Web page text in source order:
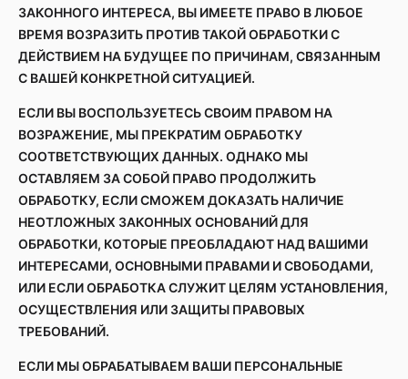
ЗАКОННОГО ИНТЕРЕСА, ВЫ ИМЕЕТЕ ПРАВО В ЛЮБОЕ
ВРЕМЯ ВОЗРАЗИТЬ ПРОТИВ ТАКОЙ ОБРАБОТКИ С
ДЕЙСТВИЕМ НА БУДУЩЕЕ ПО ПРИЧИНАМ, СВЯЗАННЫМ
С ВАШЕЙ КОНКРЕТНОЙ СИТУАЦИЕЙ.
ЕСЛИ ВЫ ВОСПОЛЬЗУЕТЕСЬ СВОИМ ПРАВОМ НА
ВОЗРАЖЕНИЕ, МЫ ПРЕКРАТИМ ОБРАБОТКУ
СООТВЕТСТВУЮЩИХ ДАННЫХ. ОДНАКО МЫ
ОСТАВЛЯЕМ ЗА СОБОЙ ПРАВО ПРОДОЛЖИТЬ
ОБРАБОТКУ, ЕСЛИ СМОЖЕМ ДОКАЗАТЬ НАЛИЧИЕ
НЕОТЛОЖНЫХ ЗАКОННЫХ ОСНОВАНИЙ ДЛЯ
ОБРАБОТКИ, КОТОРЫЕ ПРЕОБЛАДАЮТ НАД ВАШИМИ
ИНТЕРЕСАМИ, ОСНОВНЫМИ ПРАВАМИ И СВОБОДАМИ,
ИЛИ ЕСЛИ ОБРАБОТКА СЛУЖИТ ЦЕЛЯМ УСТАНОВЛЕНИЯ,
ОСУЩЕСТВЛЕНИЯ ИЛИ ЗАЩИТЫ ПРАВОВЫХ
ТРЕБОВАНИЙ.
ЕСЛИ МЫ ОБРАБАТЫВАЕМ ВАШИ ПЕРСОНАЛЬНЫЕ